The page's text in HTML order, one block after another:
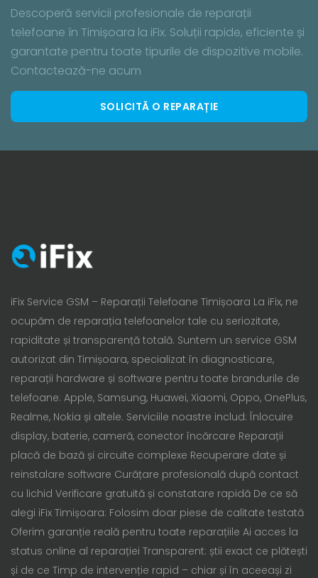
Descoperă servicii profesionale de reparații
telefoane în Timișoara la iFix. Soluții rapide, eficiente și
garantate pentru toate tipurile de dispozitive mobile.
Contactează-ne acum
SOLICITĂ O REPARAȚIE
iFix Service GSM – Reparații Telefoane Timișoara La iFix, ne
ocupăm de reparația telefoanelor tale cu seriozitate,
rapiditate și transparență totală. Suntem un service GSM
autorizat din Timișoara, specializat în diagnosticare,
reparații hardware și software pentru toate brandurile de
telefoane: Apple, Samsung, Huawei, Xiaomi, Oppo, OnePlus,
Realme, Nokia și altele. Serviciile noastre includ: Înlocuire
display, baterie, cameră, conector încărcare Reparații
placă de bază și circuite complexe Recuperare date și
reinstalare software Curățare profesională după contact
cu lichid Verificare gratuită și constatare rapidă De ce să
alegi iFix Timișoara: Folosim doar piese de calitate testată
Oferim garanție reală pentru toate reparațiile Ai acces la
status online al reparației Transparent: știi exact ce plătești
și de ce Timp de intervenție rapid – chiar și în aceeași zi